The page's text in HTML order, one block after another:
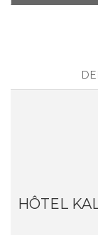
HÔTEL